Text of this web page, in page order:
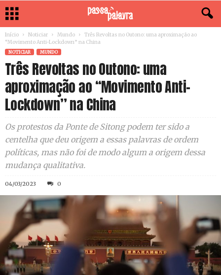
Início Noticiar Mundo
Três Revoltas no Outono: uma aproximação ao
“Movimento Anti-Lockdown” na China
NOTICIAR MUNDO
Três Revoltas no Outono: uma
aproximação ao “Movimento Anti-
Lockdown” na China
Os protestos da Ponte de Sitong podem ter sido a
centelha que deu origem a essas palavras de ordem
políticas, mas não foi de modo algum a origem dessa
mudança qualitativa.
04/03/2023 0